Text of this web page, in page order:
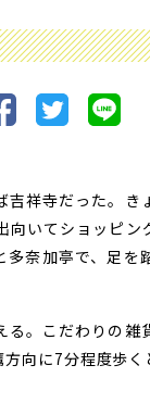
祥寺だった。き
いてショッピン
奈加亭で、足を
。こだわりの雑
向に7分程度歩く